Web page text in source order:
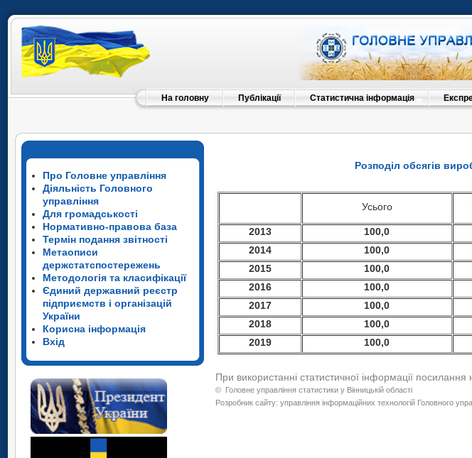
На головну Публікації Статистична інформація
Про Головне управління
Діяльність Головного
управління
Для громадськості
Нормативно-правова база
Термін подання звітності
Метаописи
держстатспостережень
Методологія та класифікації
Єдиний державний реєстр
підприємств і організацій
України
Корисна інформація
Вхід
Розподіл обсягів
Усього
2013 100,0
2014
100,0
2015
100,0
2016
100,0
2017
100,0
2018
100,0
2019
100,0
При використанні статистичної інформації
© Головне управління статистики у Вінницькій області
Розробник сайту: управління інформаційних технологій Головного